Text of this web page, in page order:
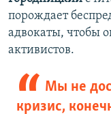
порождает
адвокаты, чтобы
активистов.
Мы не
кризис,